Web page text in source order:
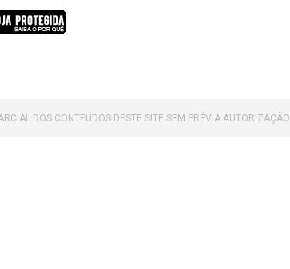
DOS CONTEÚDOS DESTE SITE SEM PRÉVIA AUTORIZAÇÃO